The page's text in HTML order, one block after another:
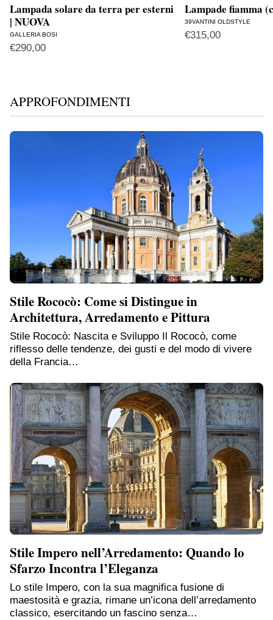
Lampada solare da terra per esterni
| NUOVA
GALLERIA BOSI
€290,00
Lampade fiamma
39VANTINI OLDSTYLE
€315,00
APPROFONDIMENTI
Stile Rococò: Come si Distingue in
Architettura, Arredamento e Pittura
Stile Rococò: Nascita e Sviluppo Il Rococò, come
riflesso delle tendenze, dei gusti e del modo di vivere
della Francia…
Stile Impero nell’Arredamento: Quando lo
Sfarzo Incontra l’Eleganza
Lo stile Impero, con la sua magnifica fusione di
maestosità e grazia, rimane un’icona dell’arredamento
classico, esercitando un fascino senza…